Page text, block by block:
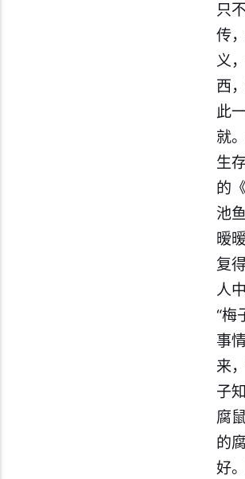
只
传
义
西
此
就
生
的
池
暧
复
人
“梅
事
来
子
腐
的
好